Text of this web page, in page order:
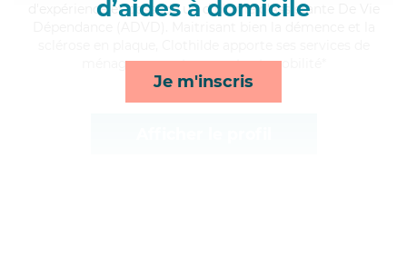
d’aides à domicile
Je m'inscris
d'expérience et possède un diplôme d'Assistante De Vie
ménage, repas, transports et mobilité*